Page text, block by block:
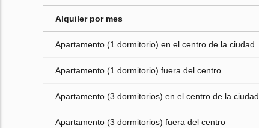
Alquiler por mes
Apartamento (1 dormitorio) en el centro de la ciudad
Apartamento (1 dormitorio) fuera del centro
Apartamento (3 dormitorios) en el centro de la ciudad
Apartamento (3 dormitorios) fuera del centro